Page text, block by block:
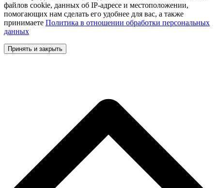
файлов cookie, данных об IP-адресе и местоположении,
помогающих нам сделать его удобнее для вас, а также
принимаете Политика в отношении обработки персональных
данных
Принять и закрыть